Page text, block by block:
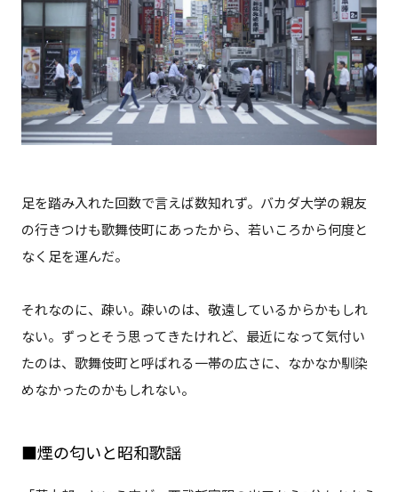
足を踏み入れた回数で言えば数知れず。バカダ大学の親友
の行きつけも歌舞伎町にあったから、若いころから何度と
なく足を運んだ。
それなのに、疎い。疎いのは、敬遠しているからかもしれ
ない。ずっとそう思ってきたけれど、最近になって気付い
たのは、歌舞伎町と呼ばれる一帯の広さに、なかなか馴染
めなかったのかもしれない。
■煙の匂いと昭和歌謡